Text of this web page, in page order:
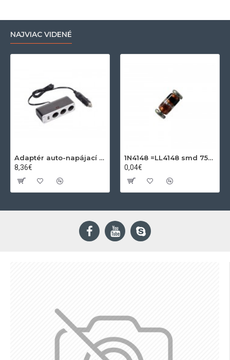
NAJVIAC VIDENÉ
Adaptér auto-napájací 1xkon./3x zdierka- 12/24V, USB 1000mA
8,36€
1N4148 =LL4148 smd 75V,0.15A SOD80C
0,04€